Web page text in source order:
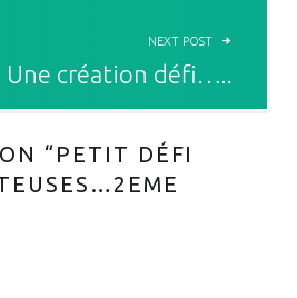
NEXT POST
Une création défi…..
“ PETIT DÉFI